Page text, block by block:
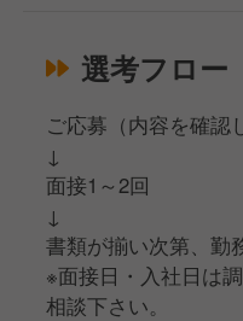
選考フロー
ご応募（内容を確認
↓
面接1～2回
↓
書類が揃い次第、勤
※面接日・入社日は
相談下さい。